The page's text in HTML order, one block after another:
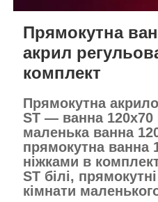
Прямокутна
акрил
комплект
Прямокутна
ST — ванна 120х70
маленька ванна
прямокутна ванна
ніжками в
ST білі,
кімнати